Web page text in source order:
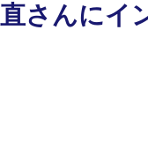
直さんに